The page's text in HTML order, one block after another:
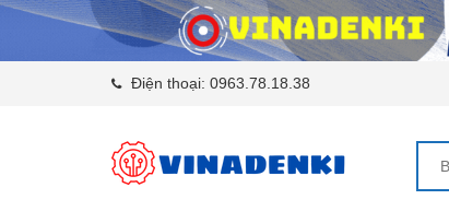
Điện thoại: 0963.78.18.38